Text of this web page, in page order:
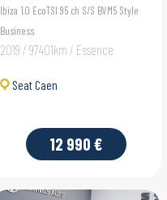
Ibiza 1.0 EcoTSI 95 ch S/S BVM5 Style
Business
2019 / 97401km / Essence
Seat Caen
12 990 €